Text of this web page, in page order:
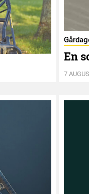
En
7